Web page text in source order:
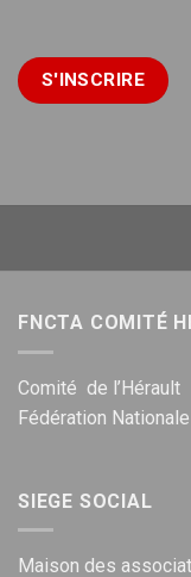
FNCTA COMITÉ
Comité de l’Hérault
Fédération
SIEGE SOCIAL
Maison des